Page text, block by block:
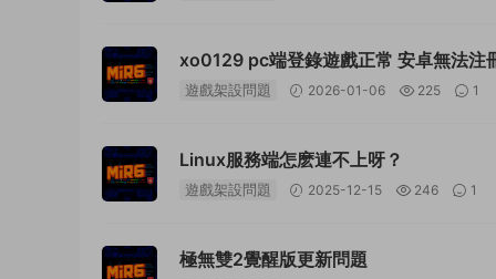
xo0129 pc端登錄遊戲正
遊戲架設問題 2026-01-06 225 1
Linux服務端怎麽連不上呀？
遊戲架設問題 2025-12-15 246 1
極無雙2覺醒版更新問題